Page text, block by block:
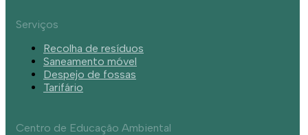
Serviços
Recolha de resíduos
Saneamento móvel
Despejo de fossas
Tarifário
Centro de Educação Ambiental